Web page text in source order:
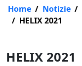
Home Notizie
HELIX 2021
HELIX 2021